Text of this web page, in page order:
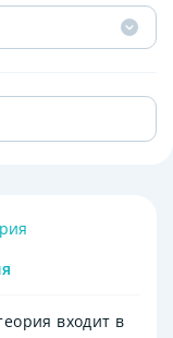
входит в